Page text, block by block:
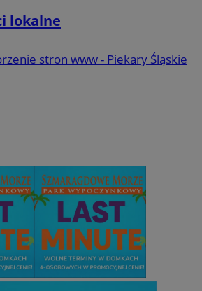
lokalne
stron www - Piekary Śląskie